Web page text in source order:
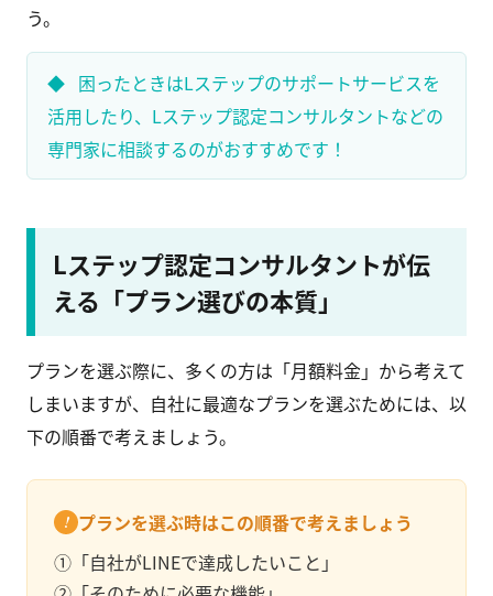
う。
困ったときはLステップのサポートサービスを
活用したり、Lステップ認定コンサルタントなどの
専門家に相談するのがおすすめです！
Lステップ認定コンサルタントが伝
える「プラン選びの本質」
プランを選ぶ際に、多くの方は「月額料金」から考えて
しまいますが、自社に最適なプランを選ぶためには、以
下の順番で考えましょう。
プランを選ぶ時はこの順番で考えましょう
①「自社がLINEで達成したいこと」